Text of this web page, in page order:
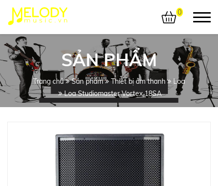
0
SẢN PHẨM
Trang chủ Sản phẩm Thiết bị âm thanh
Loa
Loa Studiomaster Vortex 18SA